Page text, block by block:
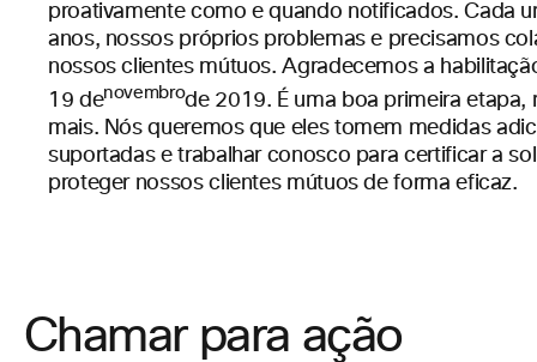
proativamente como e quando notificados. Cada
anos, nossos próprios problemas e precisamos
nossos clientes mútuos. Agradecemos a
19 denovembrode 2019. É uma boa primeira etapa,
mais. Nós queremos que eles tomem medidas
suportadas e trabalhar conosco para certificar a
proteger nossos clientes mútuos de forma eficaz.
Chamar para ação